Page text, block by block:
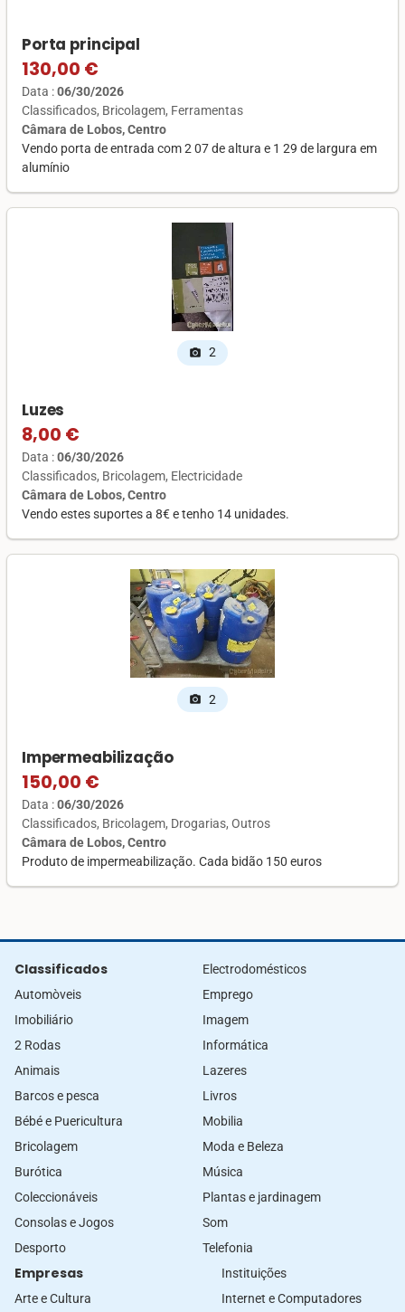
Porta principal
130,00 €
Data :06/30/2026
Classificados Bricolagem Ferramentas
Câmara de Lobos, Centro
Vendo porta de entrada com 2 07 de altura e 1 29 de largura em
alumínio
photo_camera 2
Luzes
8,00 €
Data :06/30/2026
Classificados Bricolagem Electricidade
Câmara de Lobos, Centro
Vendo estes suportes a 8€ e tenho 14 unidades.
photo_camera 2
Impermeabilização
150,00 €
Data :06/30/2026
Classificados Bricolagem Drogarias Outros
Câmara de Lobos, Centro
Produto de impermeabilização. Cada bidão 150 euros
Classificados
Automòveis
Imobiliário
2 Rodas
Animais
Barcos e pesca
Bébé e Puericultura
Bricolagem
Burótica
Coleccionáveis
Consolas e Jogos
Desporto
Electrodomésticos
Emprego
Imagem
Informática
Lazeres
Livros
Mobilia
Moda e Beleza
Música
Plantas e jardinagem
Som
Telefonia
Empresas
Arte e Cultura
Instituições
Internet e Computadores